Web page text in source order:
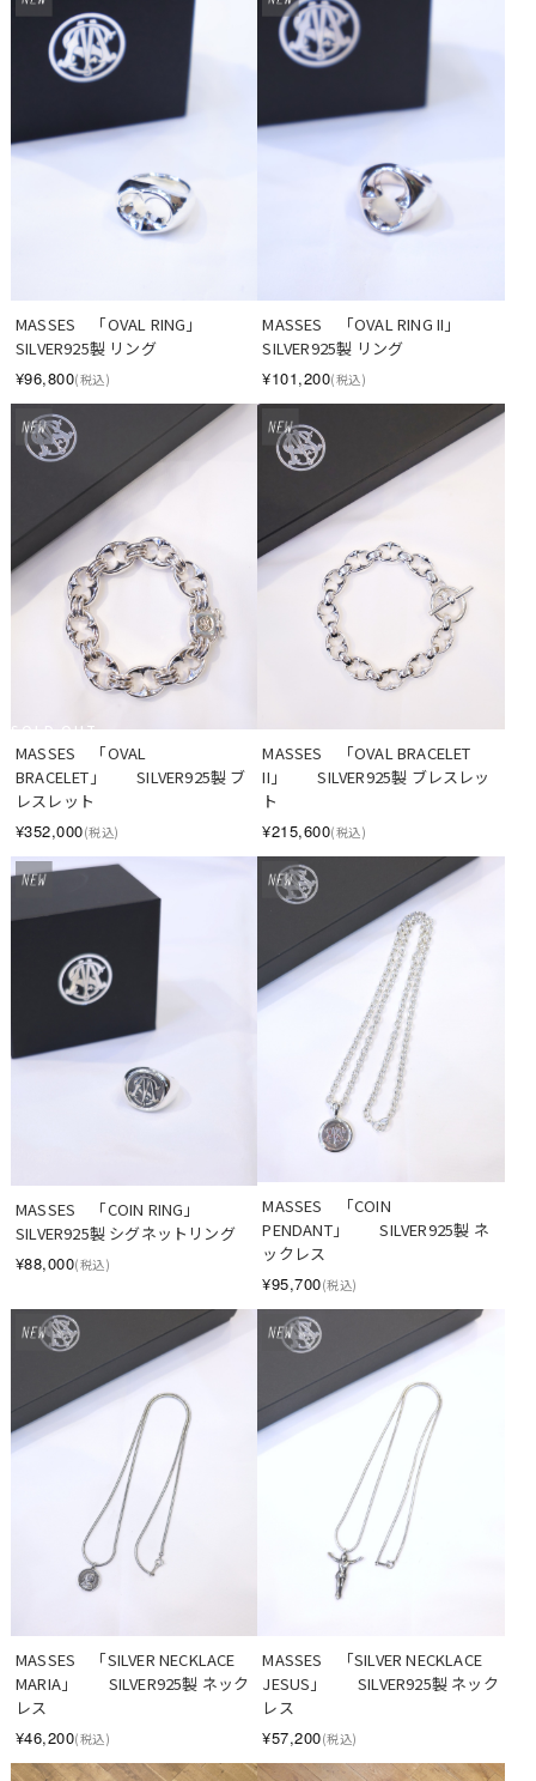
MASSES　「OVAL RING」
SILVER925製 リング
¥96,800(税込)
MASSES　「OVAL RING II」
SILVER925製 リング
¥101,200(税込)
SOLD OUT
MASSES　「OVAL
BRACELET」　　SILVER925製 ブ
レスレット
¥352,000(税込)
MASSES　「OVAL BRACELET
II」　　SILVER925製 ブレスレッ
ト
¥215,600(税込)
MASSES　「COIN RING」
SILVER925製 シグネットリング
¥88,000(税込)
MASSES　「COIN
PENDANT」　　SILVER925製 ネ
ックレス
¥95,700(税込)
MASSES　「SILVER NECKLACE
MARIA」　　SILVER925製 ネック
レス
¥46,200(税込)
MASSES　「SILVER NECKLACE
JESUS」　　SILVER925製 ネック
レス
¥57,200(税込)